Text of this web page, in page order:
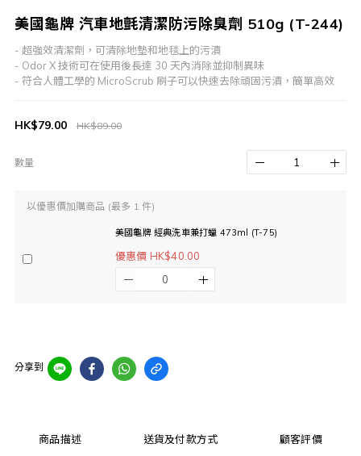
美國龜牌 汽車地氈清潔防污除臭劑 510g (T-244)
- 超強效清潔劑，可清除地墊和地毯上的污漬
- Odor X 技術可在使用後長達 30 天內消除並抑制異味
- 符合人體工學的 MicroScrub 刷子可以快速去除頑固污漬，簡單高效
HK$89.00
HK$79.00
數量
以優惠價加購商品 (最多 1 件)
美國龜牌 經典洗車兼打蠟 473ml (T-75)
優惠價 HK$40.00
分享到
商品描述 送貨及付款方式 顧客評價